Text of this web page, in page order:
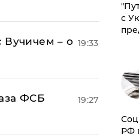
Вучичем – о 19:33
ФСБ
19:27
с
РФ